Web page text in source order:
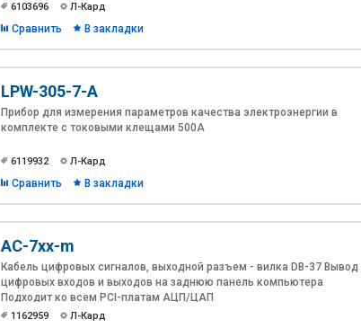
6103696 Л-Кард
Сравнить В закладки
LPW-305-7-A
Прибор для измерения параметров качества электроэнергии в
комплекте с токовыми клещами 500А
6119932 Л-Кард
Сравнить В закладки
AC-7xx-m
Кабель цифровых сигналов, выходной разъем - вилка DB-37 Вывод
цифровых входов и выходов на заднюю панель компьютера
Подходит ко всем PCI-платам АЦП/ЦАП
1162959 Л-Кард